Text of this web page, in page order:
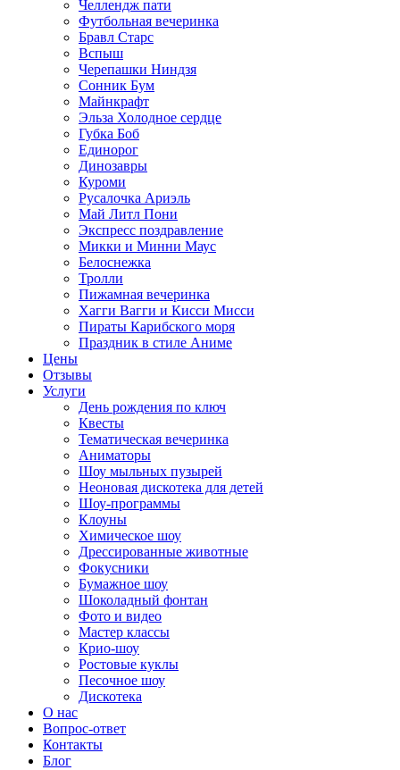
Челлендж пати
Футбольная вечеринка
Бравл Старс
Вспыш
Черепашки Ниндзя
Сонник Бум
Майнкрафт
Эльза Холодное сердце
Губка Боб
Единорог
Динозавры
Куроми
Русалочка Ариэль
Май Литл Пони
Экспресс поздравление
Микки и Минни Маус
Белоснежка
Тролли
Пижамная вечеринка
Хагги Вагги и Кисси Мисси
Пираты Карибского моря
Праздник в стиле Аниме
Цены
Отзывы
Услуги
День рождения по ключ
Квесты
Тематическая вечеринка
Аниматоры
Шоу мыльных пузырей
Неоновая дискотека для детей
Шоу-программы
Клоуны
Химическое шоу
Дрессированные животные
Фокусники
Бумажное шоу
Шоколадный фонтан
Фото и видео
Мастер классы
Крио-шоу
Ростовые куклы
Песочное шоу
Дискотека
О нас
Вопрос-ответ
Контакты
Блог